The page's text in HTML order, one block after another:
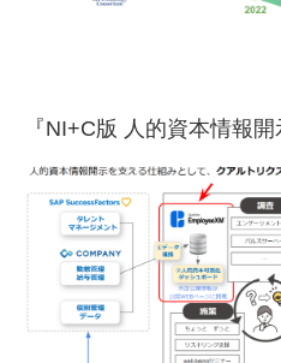
『NI+C版 人的資本情報